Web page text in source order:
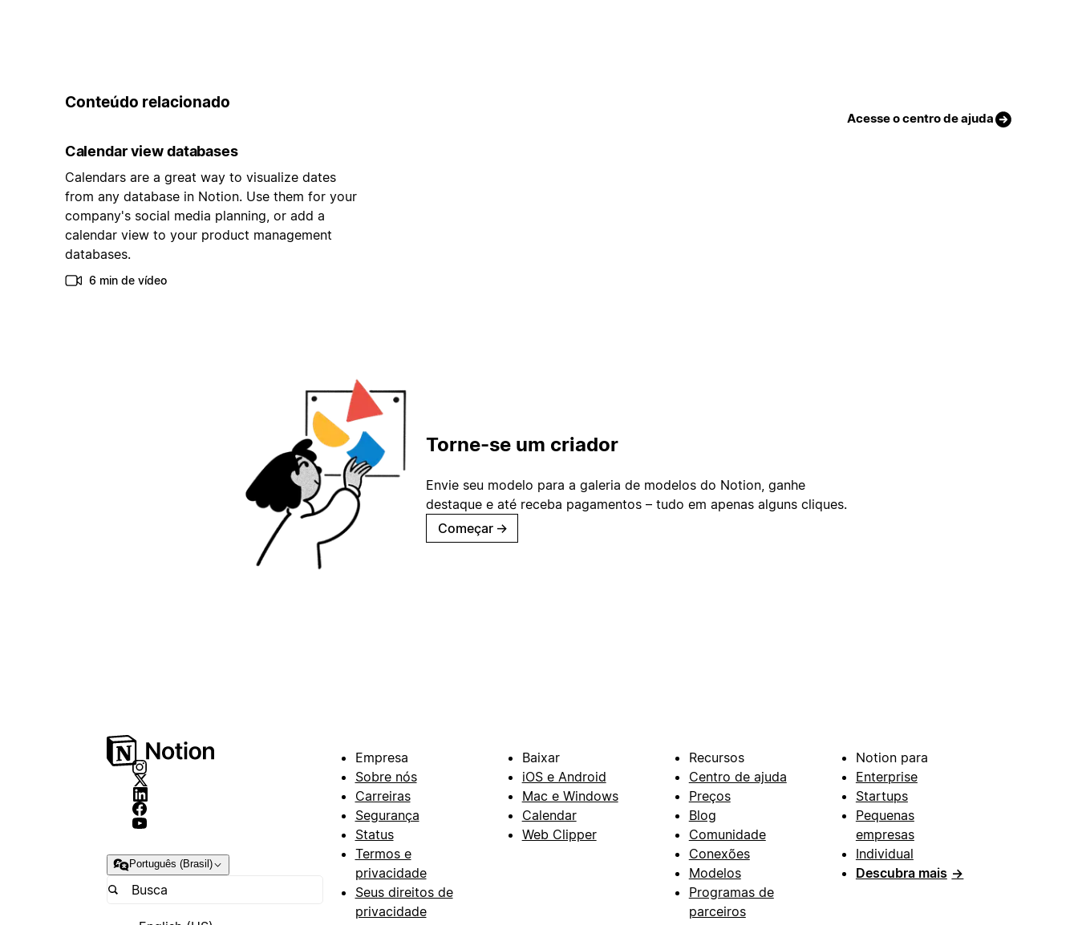
Conteúdo relacionado
Acesse o centro de ajuda
Calendar view databases
Calendars are a great way to visualize dates
from any database in Notion. Use them for your
company's social media planning, or add a
calendar view to your product management
databases.
6 min de vídeo
Torne-se um criador
Envie seu modelo para a galeria de modelos do Notion, ganhe
destaque e até receba pagamentos – tudo em apenas alguns cliques.
Começar →
Português (Brasil)
Empresa
Sobre nós
Carreiras
Segurança
Status
Termos e
privacidade
Seus direitos de
privacidade
Baixar
iOS e Android
Mac e Windows
Calendar
Web Clipper
Recursos
Centro de ajuda
Preços
Blog
Comunidade
Conexões
Modelos
Programas de
parceiros
Notion para
Enterprise
Startups
Pequenas
empresas
Individual
Descubra mais →